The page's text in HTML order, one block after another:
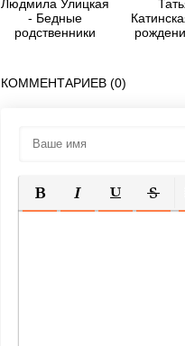
Людмила Улицкая
- Бедные
родственники
КОММЕНТАРИЕВ (0)
ПОЛУЖИРНЫЙ
КУРСИВ